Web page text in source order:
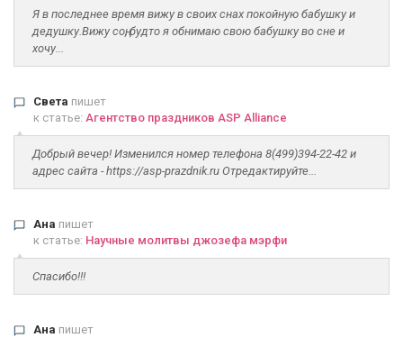
Я в последнее время вижу в своих снах покойную бабушку и
дедушку.Вижу соң, будто я обнимаю свою бабушку во сне и
хочу...
Света пишет
к статье: Агентство праздников ASP Alliance
Добрый вечер! Изменился номер телефона 8(499)394-22-42 и
адрес сайта - https://asp-prazdnik.ru Отредактируйте...
Ана пишет
к статье: Научные молитвы джозефа мэрфи
Спасибо!!!
Ана пишет